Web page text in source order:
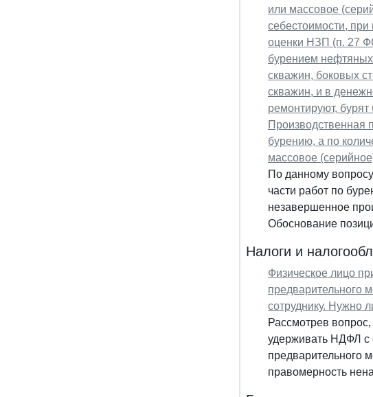
или массовое
себестоимости,
оценки НЗП (п. 27
бурением нефтяных
скважин, боковых
скважин, и в
ремонтируют,
Производственная
бурению, а по
массовое
По данному
части работ по
незавершенное
Обоснование
Налоги и
Физическое лицо
предварительного
сотруднику. Нужно
Рассмотрев
удерживать НДФЛ с
предварительного
правомерность